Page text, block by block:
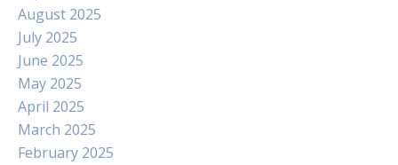
August 2025
July 2025
June 2025
May 2025
April 2025
March 2025
February 2025